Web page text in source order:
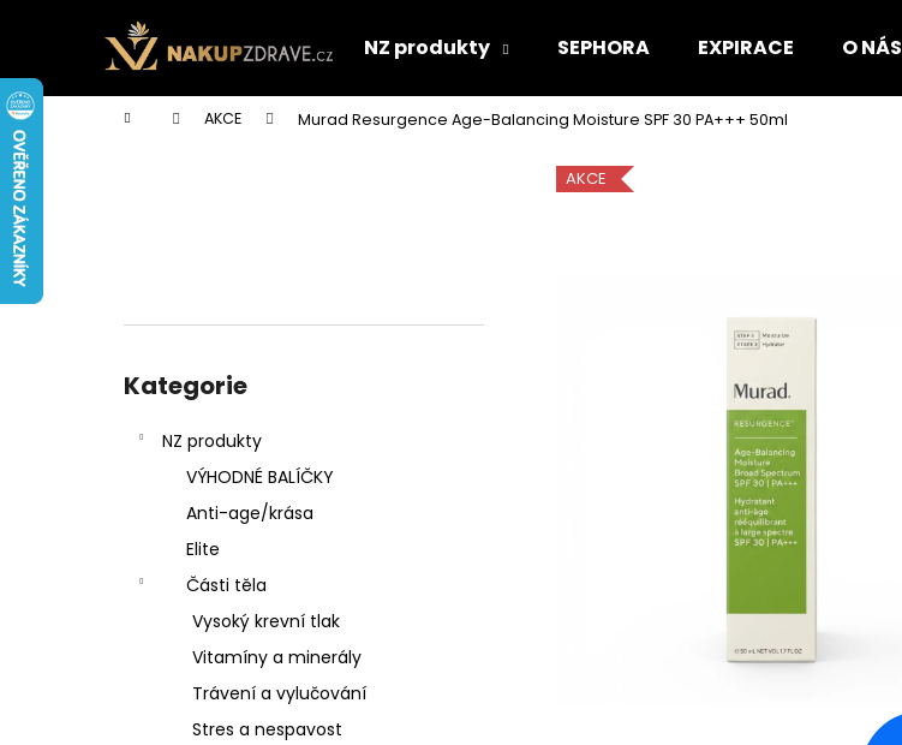
NZ produkty SEPHORA EXPIRACE O NÁS
Domů AKCE Murad Resurgence Age-Balancing Moisture SPF 30 PA+++ 50ml
kategorie
Kategorie
NZ produkty
VÝHODNÉ BALÍČKY
Anti-age/krása
Elite
Části těla
Vysoký krevní tlak
Vitamíny a minerály
Trávení a vylučování
Stres a nespavost
AKCE
š
í
k
Zpět
do
Zpět
do
Co potřebujete najít?
Doporučujeme
SCHIZANDRA
329 Kč
RETINOL SÉRUM S VITAMÍNY C, E, F 30 ML